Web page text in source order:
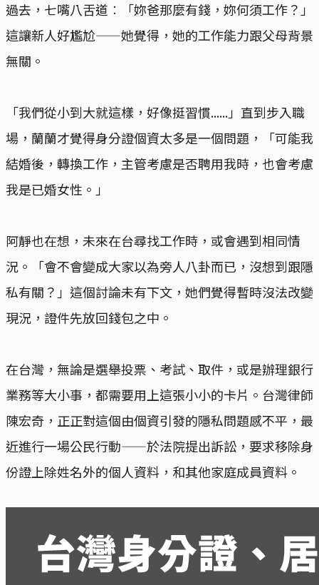
過去，七嘴八舌道︰「妳爸那麼有錢，妳何須工作？」
這讓新人好尷尬——她覺得，她的工作能力跟父母背景
無關。
「我們從小到大就這樣，好像挺習慣......」直到步入職
場，蘭蘭才覺得身分證個資太多是一個問題，「可能我
結婚後，轉換工作，主管考慮是否聘用我時，也會考慮
我是已婚女性。」
阿靜也在想，未來在台尋找工作時，或會遇到相同情
況。「會不會變成大家以為旁人八卦而已，沒想到跟隱
私有關？」這個討論未有下文，她們覺得暫時沒法改變
現況，證件先放回錢包之中。
在台灣，無論是選舉投票、考試、取件，或是辦理銀行
業務等大小事，都需要用上這張小小的卡片。台灣律師
陳宏奇，正正對這個由個資引發的隱私問題感不平，最
近進行一場公民行動——於法院提出訴訟，要求移除身
份證上除姓名外的個人資料，和其他家庭成員資料。